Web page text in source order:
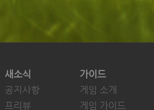
새소식
공지사항
프리뷰
가이드
게임 소개
게임 가이드